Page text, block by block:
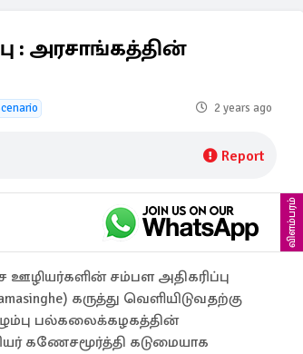
: அரசாங்கத்தின்
2 years ago
Report
விளம்பரம்
ஊழியர்களின் சம்பள அதிகரிப்பு
கருத்து வெளியிடுவதற்கு
பல்கலைக்கழகத்தின்
கணேசமூர்த்தி கடுமையாக